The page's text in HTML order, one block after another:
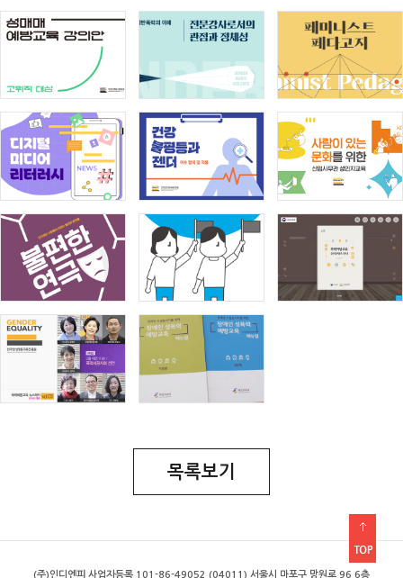
목록보기
(주)인디엔피 사업자등록 101-86-49052 (04011) 서울시 마포구 망원로 96 6층